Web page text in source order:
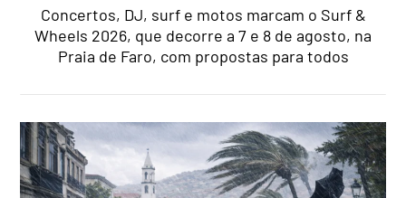
Concertos, DJ, surf e motos marcam o Surf &
Wheels 2026, que decorre a 7 e 8 de agosto, na
Praia de Faro, com propostas para todos